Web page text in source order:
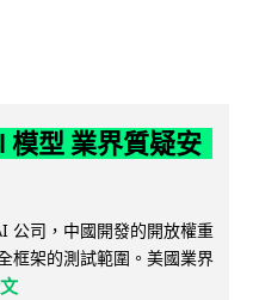
模型 業界質疑安
公司，中國開發的開放權重
框架的測試範圍。美國業界